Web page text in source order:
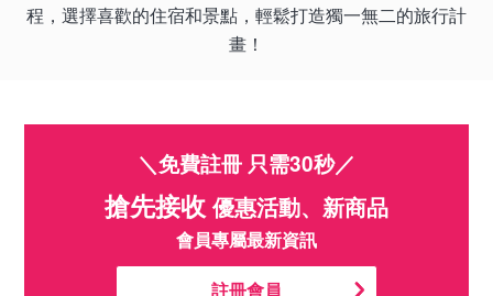
程，選擇喜歡的住宿和景點，輕鬆打造獨一無二的旅行計
畫！
＼免費註冊 只需30秒／
搶先接收 優惠活動、新商品
會員專屬最新資訊
註冊會員